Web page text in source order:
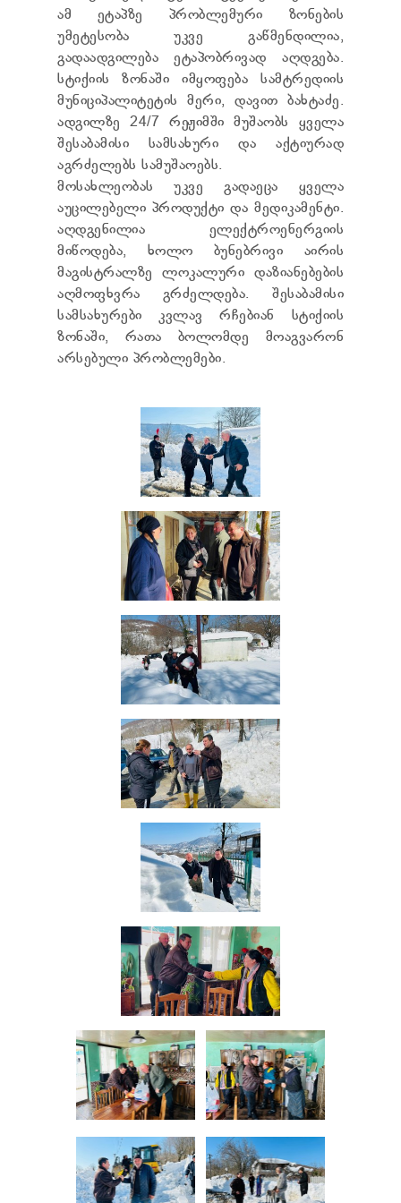
ТЕНДЕРЫ
ОТЧЁТ ДЛЯ ПРЕДОСТАВЛЕНИЯ ПРЕЗИДЕНТУ И
ПАРЛАМЕНТУ
ТРЕБОВАНИЯ ПУБЛИЧНОЙ ИНФОРМАЦИИ
УПОЛНОМОЧЕННЫЙ ПО ЗАЩИТЕ
ПЕРСОНАЛЬНЫХ ДАННЫХ
ПРАВОВЕДЧЕСКИЕ РЕШЕНИЯ
ПРАВИЛА ОБЖАЛОВАНИЯ
ამ ეტაპზე პრობლემური ზონების
უმეტესობა უკვე გაწმენდილია,
გადაადგილება ეტაპობრივად აღდგება.
სტიქიის ზონაში იმყოფება სამტრედიის
მუნიციპალიტეტის მერი, დავით ბახტაძე.
ადგილზე 24/7 რეჟიმში მუშაობს ყველა
შესაბამისი სამსახური და აქტიურად
აგრძელებს სამუშაოებს.
მოსახლეობას უკვე გადაეცა ყველა
აუცილებელი პროდუქტი და მედიკამენტი.
აღდგენილია ელექტროენერგიის
მიწოდება, ხოლო ბუნებრივი აირის
მაგისტრალზე ლოკალური დაზიანებების
აღმოფხვრა გრძელდება. შესაბამისი
სამსახურები კვლავ რჩებიან სტიქიის
ზონაში, რათა ბოლომდე მოაგვარონ
არსებული პრობლემები.